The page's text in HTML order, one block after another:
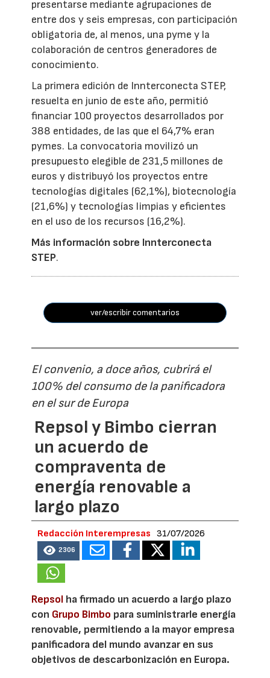
presentarse mediante agrupaciones de
entre dos y seis empresas, con participación
obligatoria de, al menos, una pyme y la
colaboración de centros generadores de
conocimiento.
La primera edición de Innterconecta STEP,
resuelta en junio de este año, permitió
financiar 100 proyectos desarrollados por
388 entidades, de las que el 64,7% eran
pymes. La convocatoria movilizó un
presupuesto elegible de 231,5 millones de
euros y distribuyó los proyectos entre
tecnologías digitales (62,1%), biotecnología
(21,6%) y tecnologías limpias y eficientes
en el uso de los recursos (16,2%).
Más información sobre Innterconecta
STEP.
ver/escribir comentarios
El convenio, a doce años, cubrirá el
100% del consumo de la panificadora
en el sur de Europa
Repsol y Bimbo cierran
un acuerdo de
compraventa de
energía renovable a
largo plazo
Redacción Interempresas 31/07/2026
2306
Repsol ha firmado un acuerdo a largo plazo
con Grupo Bimbo para suministrarle energía
renovable, permitiendo a la mayor empresa
panificadora del mundo avanzar en sus
objetivos de descarbonización en Europa.